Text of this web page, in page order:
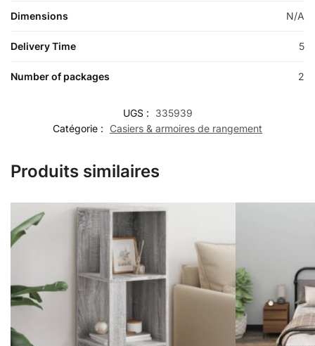
Dimensions N/A
Delivery Time 5
Number of packages 2
UGS :
335939
Catégorie :
Casiers & armoires de rangement
Produits similaires